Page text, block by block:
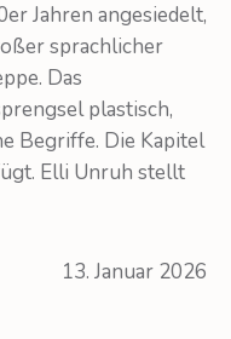
Jahren angesiedelt,
sprachlicher
Das
plastisch,
Begriffe. Die Kapitel
Elli Unruh stellt
13. Januar 2026